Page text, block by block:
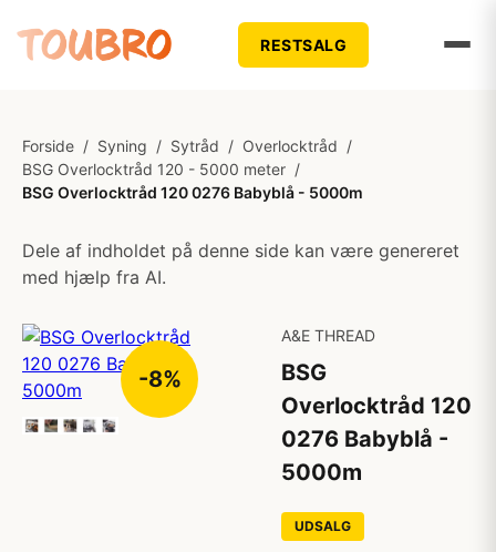
RESTSALG
Forside / Syning / Sytråd / Overlocktråd /
BSG Overlocktråd 120 - 5000 meter /
BSG Overlocktråd 120 0276 Babyblå - 5000m
Dele af indholdet på denne side kan være genereret
med hjælp fra AI.
-8%
A&E THREAD
BSG
Overlocktråd 120
0276 Babyblå -
5000m
UDSALG